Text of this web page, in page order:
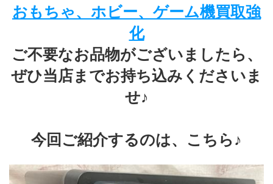
おもちゃ、ホビー、ゲーム機買取強
化
ご不要なお品物がございましたら、
ぜひ当店までお持ち込みくださいま
せ♪
今回ご紹介するのは、こちら♪